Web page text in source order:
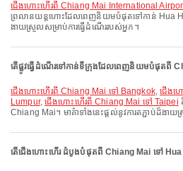
ជើងហោះហើរពី Chiang Mai International
ព្រលានយន្តហោះដែលពេញនិយមបំផុតទៅកាន់ Hua Hin
ងាយស្រួលសម្រាប់ការធ្វើដំណើររបស់អ្នក។
តើផ្លូវធ្វើដំណើរទៅកាន់ទីក្រុងដែលពេញនិយមបំផុតពី
ជើងហោះហើរពី Chiang Mai ទៅ Bangkok,ជើងហ
Lumpur,ជើងហោះហើរពី Chiang Mai ទៅ Taipei
Chiang Mai។ មាគ៌ាទាំងនេះផ្តល់នូវការតភ្ជាប់ដ៏ង
តើជើងហោះហើរ ដំបូងបំផុតពី Chiang Mai ទៅ Hua